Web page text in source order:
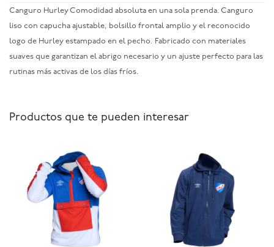
Canguro Hurley Comodidad absoluta en una sola prenda. Canguro
liso con capucha ajustable, bolsillo frontal amplio y el reconocido
logo de Hurley estampado en el pecho. Fabricado con materiales
suaves que garantizan el abrigo necesario y un ajuste perfecto para las
rutinas más activas de los días fríos.
Productos que te pueden interesar